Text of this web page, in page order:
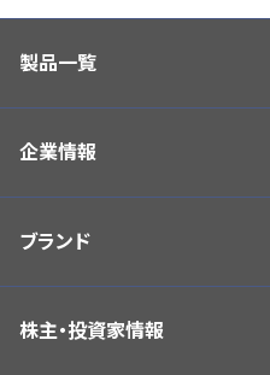
製品一覧
企業情報
ブランド
株主・投資家情報